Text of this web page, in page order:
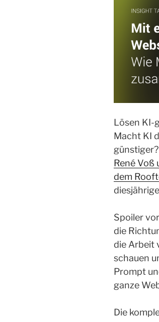
Lösen KI-
Macht KI
René
dem
Spoiler
die
die Arbeit
schauen
Prompt
ganze
Die